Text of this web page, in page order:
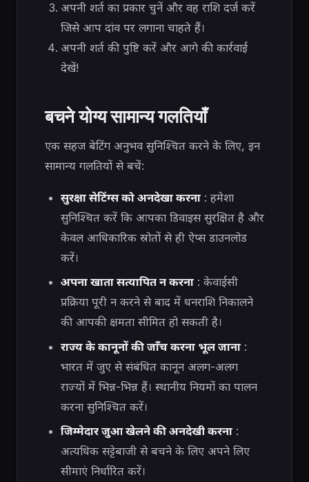
अपनी शर्त का प्रकार चुनें और वह राशि दर्ज करें
जिसे आप दांव पर लगाना चाहते हैं।
अपनी शर्त की पुष्टि करें और आगे की कार्रवाई
देखें!
बचने योग्य सामान्य गलतियाँ
एक सहज बेटिंग अनुभव सुनिश्चित करने के लिए, इन
सामान्य गलतियों से बचें:
सुरक्षा सेटिंग्स को अनदेखा करना: हमेशा
सुनिश्चित करें कि आपका डिवाइस सुरक्षित है और
केवल आधिकारिक स्रोतों से ही ऐप्स डाउनलोड
करें।
अपना खाता सत्यापित न करना: केवाईसी
प्रक्रिया पूरी न करने से बाद में धनराशि निकालने
की आपकी क्षमता सीमित हो सकती है।
राज्य के कानूनों की जाँच करना भूल जाना:
भारत में जुए से संबंधित कानून अलग-अलग
राज्यों में भिन्न-भिन्न हैं। स्थानीय नियमों का पालन
करना सुनिश्चित करें।
जिम्मेदार जुआ खेलने की अनदेखी करना:
अत्यधिक सट्टेबाजी से बचने के लिए अपने लिए
सीमाएं निर्धारित करें।